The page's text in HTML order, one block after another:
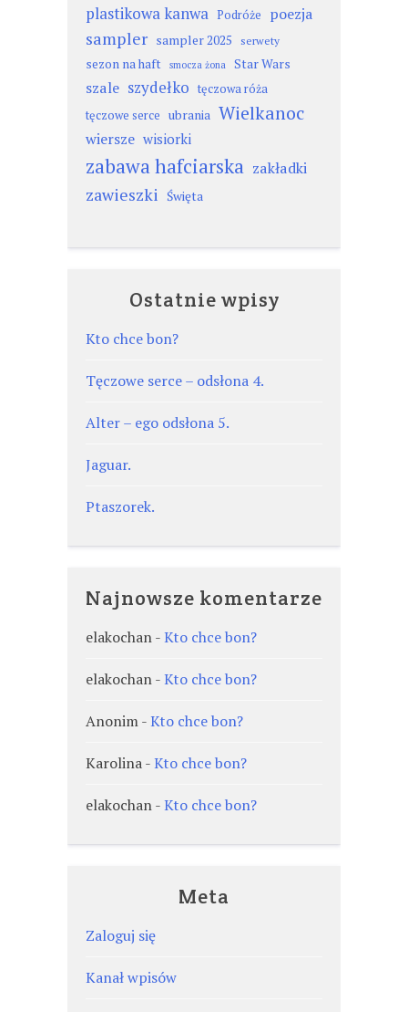
plastikowa kanwa Podróże poezja
sampler sampler 2025 serwety
sezon na haft smocza żona Star Wars
szale szydełko tęczowa róża
tęczowe serce ubrania Wielkanoc
wiersze wisiorki
zabawa hafciarska zakładki
zawieszki Święta
Ostatnie wpisy
Kto chce bon?
Tęczowe serce – odsłona 4.
Alter – ego odsłona 5.
Jaguar.
Ptaszorek.
Najnowsze komentarze
elakochan-Kto chce bon?
elakochan-Kto chce bon?
Anonim-Kto chce bon?
Karolina-Kto chce bon?
elakochan-Kto chce bon?
Meta
Zaloguj się
Kanał wpisów